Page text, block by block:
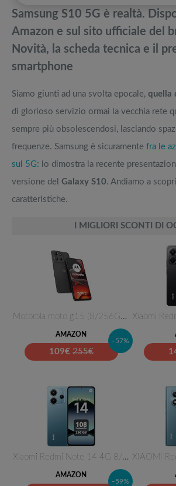
Miglior monitor curvo gaming: la classifica dei
Offerte robot aspirapolvere da non perdere nella
Samsung S10 5G è realtà.
Amazon e sul sito ufficiale del
Novità, la scheda tecnica e il
smartphone
Siamo giunti ad una svolta epocale, quella
di glorioso servizio ormai la vecchia rete
sempre più obsolescendosi, lasciando
frequenze. Samsung è sicuramente fra le
sul 5G: lo dimostra la recente
versione del Galaxy S10. Andiamo a
caratteristiche.
I MIGLIORI SCONTI DI
Motorola moto g15 (8/256GB, Do…
AMAZON
109€ 255€
–57%
Xiaomi Redmi Note 14 4G 8/256G…
AMAZON
–59%